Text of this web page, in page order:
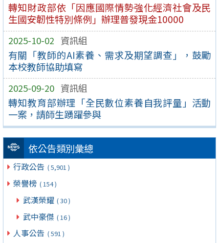
轉知財政部依「因應國際情勢強化經濟社會及民
生國安韌性特別條例」辦理普發現金10000
2025-10-02 資訊組
有關「教師的AI素養、需求及期望調查」，鼓勵
本校教師協助填寫
2025-09-20 資訊組
轉知教育部辦理「全民數位素養自我評量」活動
一案，請師生踴躍參與
依公告類別彙總
行政公告 ( 5,901 )
榮譽榜 ( 154 )
武漢榮耀 ( 30 )
武中豪傑 ( 16 )
人事公告 ( 591 )